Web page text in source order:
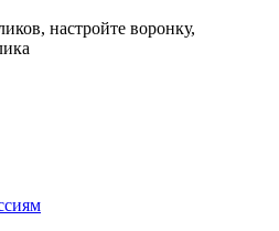
настройте воронку,